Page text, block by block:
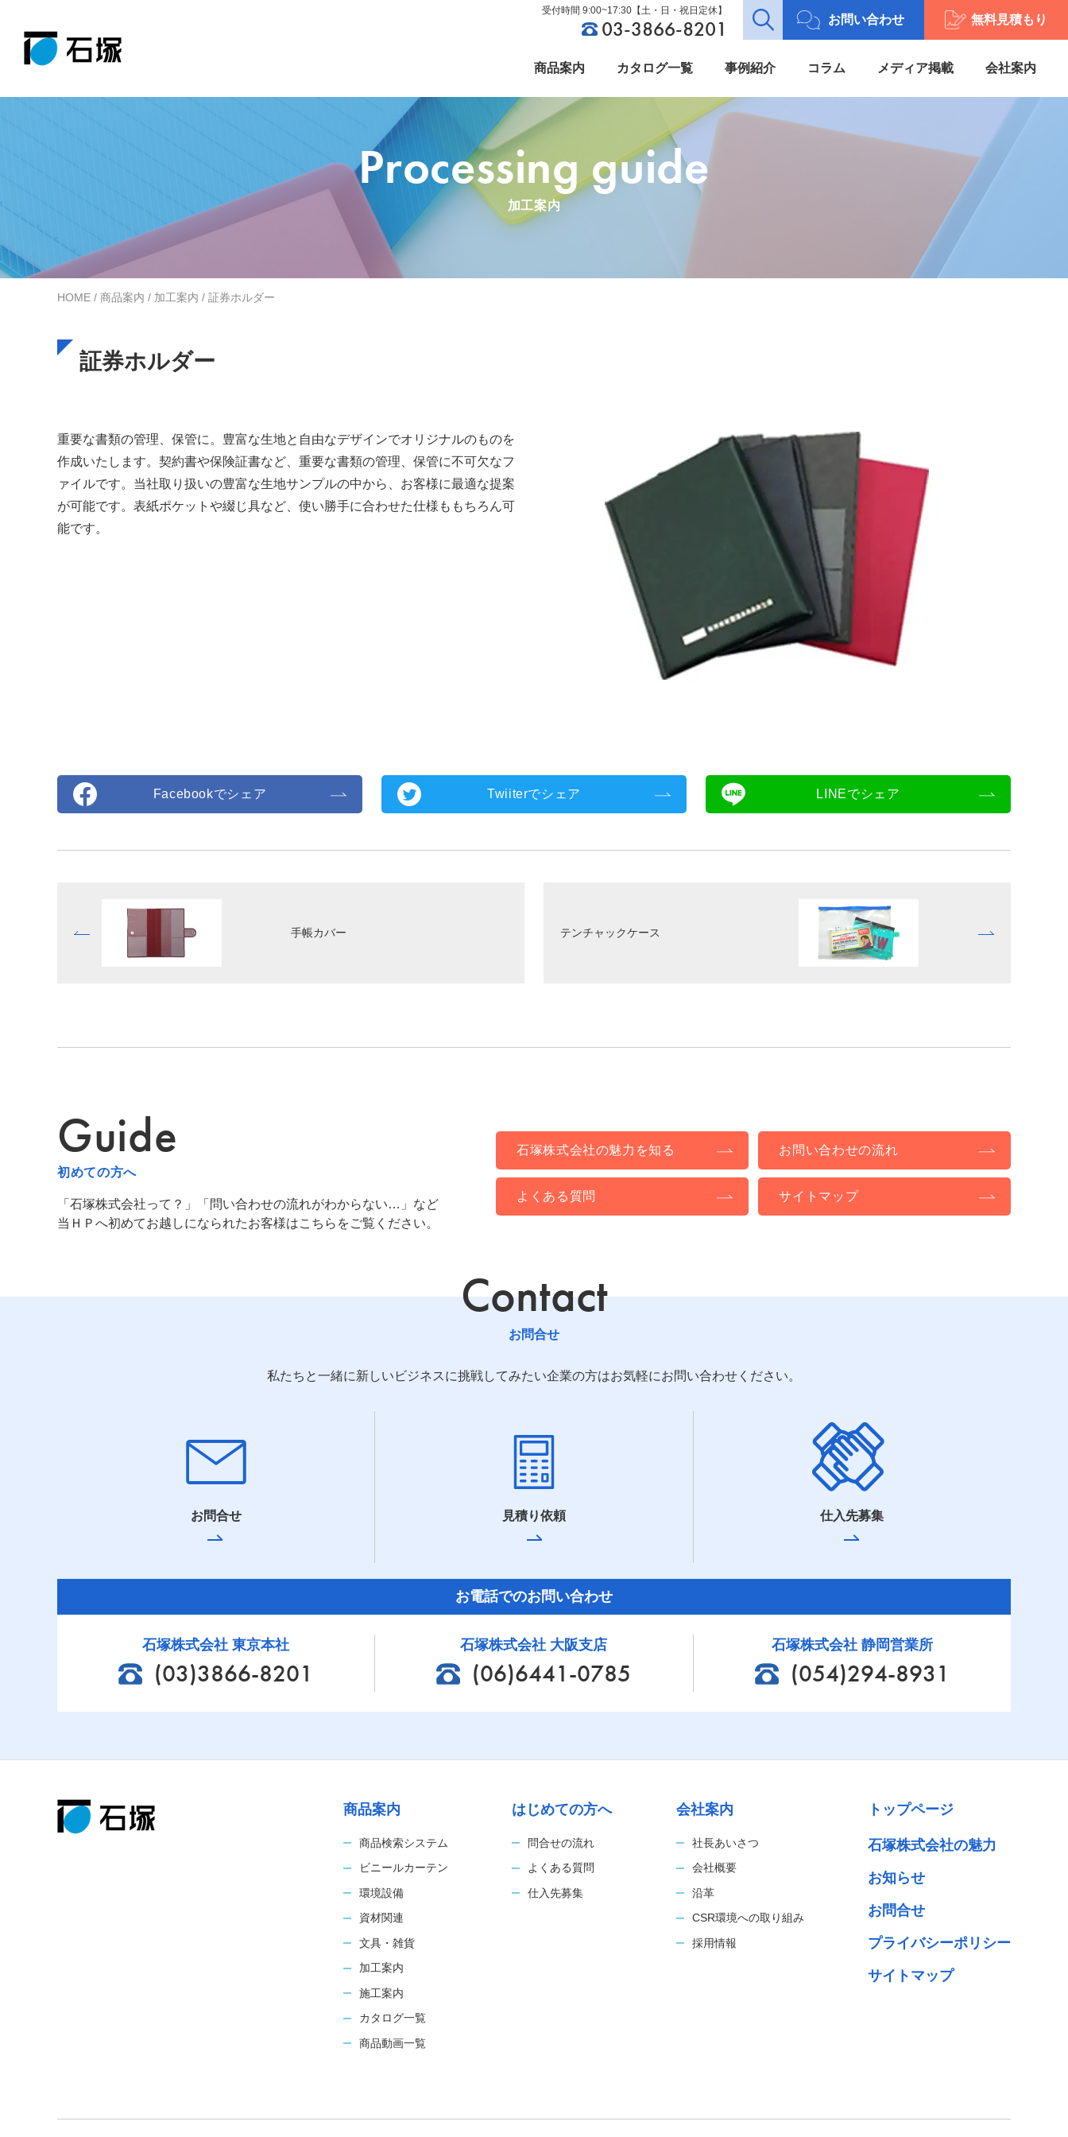
受付時間 9:00~17:30【土・日・祝日定休】
03-3866-8201 お問い合わせ 無料見積もり
商品案内
詳しく見る
ビニールカーテン
加工案内
カタログ一覧 事例紹介 コラム メディア掲載 会社案内
詳しく見る
社長ごあいさつ
プライバシーポリシー
Processing guide
加工案内
HOME / 商品案内 / 加工案内 / 証券ホルダー
証券ホルダー
重要な書類の管理、保管に。豊富な生地と自由なデザインでオリジナルのものを
作成いたします。契約書や保険証書など、重要な書類の管理、保管に不可欠なフ
ァイルです。当社取り扱いの豊富な生地サンプルの中から、お客様に最適な提案
が可能です。表紙ポケットや綴じ具など、使い勝手に合わせた仕様ももちろん可
能です。
Facebookでシェア Twiiterでシェア LINEでシェア
手帳カバー テンチャックケース
Guide
初めての方へ
「石塚株式会社って？」「問い合わせの流れがわからない…」など
当ＨＰへ初めてお越しになられたお客様はこちらをご覧ください。
石塚株式会社の魅力を知る お問い合わせの流れ
よくある質問 サイトマップ
Contact
お問合せ
私たちと一緒に新しいビジネスに挑戦してみたい企業の方はお気軽にお問い合わせください。
お問合せ 見積り依頼 仕入先募集
お電話でのお問い合わせ
石塚株式会社 東京本社
(03)3866-8201
石塚株式会社 大阪支店
(06)6441-0785
石塚株式会社 静岡営業所
(054)294-8931
商品案内
商品検索システム
ビニールカーテン
環境設備
資材関連
文具・雑貨
加工案内
施工案内
カタログ一覧
商品動画一覧
はじめての方へ
問合せの流れ
よくある質問
仕入先募集
会社案内
社長あいさつ
会社概要
沿革
CSR環境への取り組み
採用情報
トップページ
石塚株式会社の魅力
お知らせ
お問合せ
プライバシーポリシー
サイトマップ